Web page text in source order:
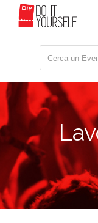
ga('create', 'UA-
ga('send', 'pageview');